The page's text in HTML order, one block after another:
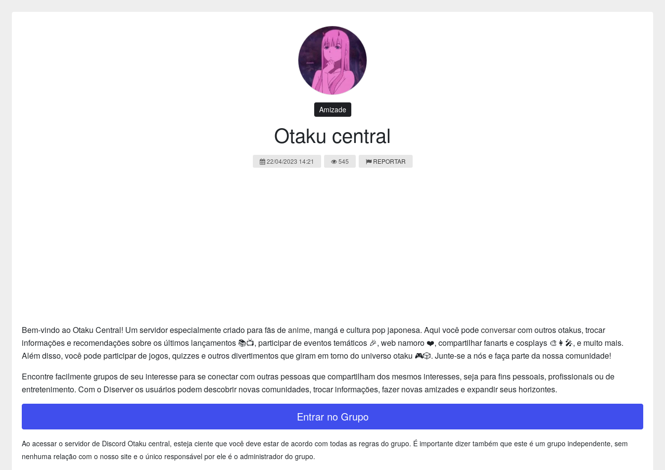
Amizade
Otaku central
22/04/2023 14:21 545 REPORTAR
Bem-vindo ao Otaku Central! Um servidor especialmente criado para fãs deanime, mangá e cultura pop japonesa. Aqui você podeconversarcom outros otakus, trocar
informações e recomendações sobre os últimos lançamentos 📚📺, participar de eventos temáticos 🎉, web namoro ❤️, compartilhar fanarts e cosplays 🎨👩‍🎤, e muito mais.
Além disso, você pode participar de jogos, quizzes e outros divertimentos que giram em torno do universo otaku 🎮🎲. Junte-se a nós e faça parte da nossa comunidade!
Encontre facilmente grupos de seu interesse para se conectar com outras pessoas que compartilham dos mesmos interesses, seja para fins pessoais, profissionais ou de
entretenimento. Com o Diserver os usuários podem descobrir novas comunidades, trocar informações, fazer novas amizades e expandir seus horizontes.
Entrar no Grupo
Ao acessar o servidor de Discord Otaku central, esteja ciente que você deve estar de acordo com todas as regras do grupo. É importante dizer também que este é um grupo independente, sem
nenhuma relação com o nosso site e o único responsável por ele é o administrador do grupo.